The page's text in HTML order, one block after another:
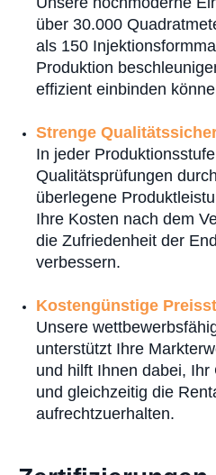
über 30.000
als 150
Produktion
effizient einbinden
Strenge
In jeder
Qualitätsprüfungen
überlegene
Ihre Kosten nach dem
die Zufriedenheit der
verbessern.
Kostengünstige
Unsere
unterstützt Ihre
und hilft Ihnen dabei,
und gleichzeitig die
aufrechtzuerhalten.